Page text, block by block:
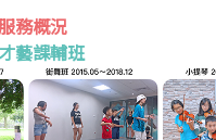
務概況
藝課輔班